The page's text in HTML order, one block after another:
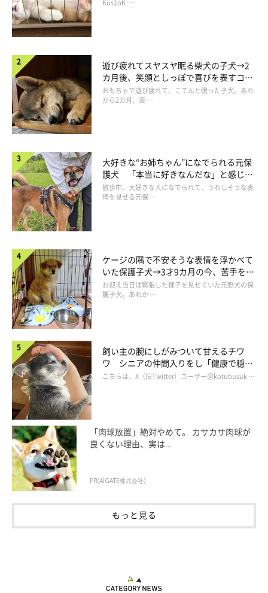
長！
Kus1oK …
遊び疲れてスヤスヤ眠る柴犬の子犬→2
カ月後、笑顔としっぽで喜びを表すコに
成長！
おもちゃで遊び疲れて、こてんと眠った子犬。あれ
から2カ月、表 …
大好きな“お姉ちゃん”になでられる元保
護犬 「本当に好きなんだな」と感じる
表情にほっこり
散歩中、大好きな人になでられて、うれしそうな表
情を見せる元保 …
ケージの隅で不安そうな表情を浮かべて
いた保護子犬→3才9カ月の今、苦手を克
服し頼もしいコに成長！
お迎え当日は緊張した様子を見せていた元野犬の保
護子犬。あれか …
飼い主の腕にしがみついて甘えるチワ
ワ シニアの仲間入りをし「健康で穏や
かな暮らしが続いてほしい」と願う
こちらは、X（旧Twitter）ユーザー＠kotubusuk …
「肉球放置」絶対やめて。 カサカサ肉球が
良くない理由、実は...
PR(AIGATE株式会社)
もっと見る